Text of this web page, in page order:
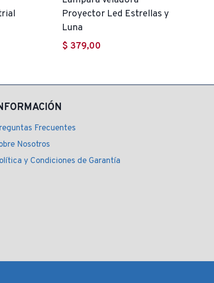
Proyector Led Estrellas y
Luna
$ 379,00
Frecuentes
Nosotros
y Condiciones de Garantía